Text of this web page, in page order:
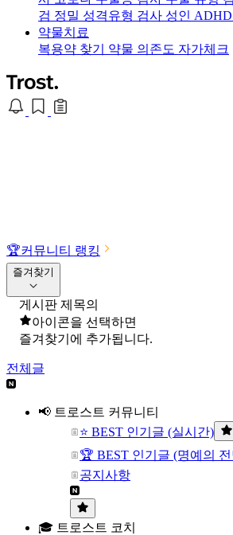
검 정밀 성격유형 검사 성인
약물치료
복용약 찾기 약물 의존도 자가체크
🏆커뮤니티 랭킹
즐겨찾기
게시판 제목의
아이콘을 선택하면
즐겨찾기에 추가됩니다.
전체글
📢 트로스트 커뮤니티
⭐ BEST 인기글 (실시간)
🏆 BEST 인기글 (명예의
공지사항
🎓 트로스트 코치